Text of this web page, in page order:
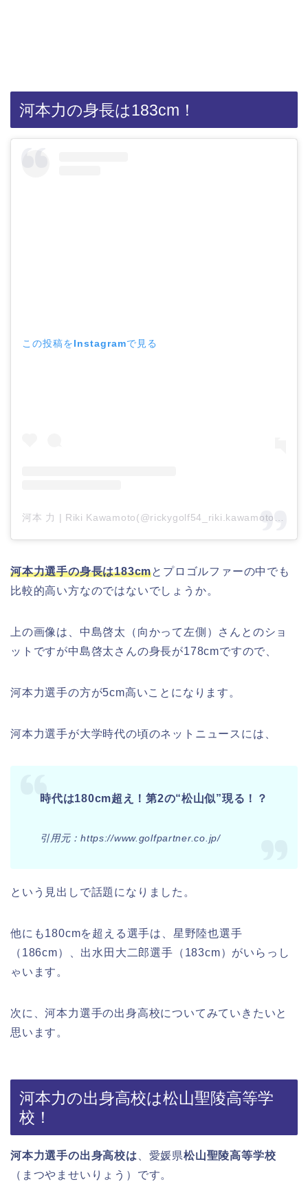
河本力の身長は183cm！
この投稿をInstagramで見る
河本力選手の身長は183cmとプロゴルファーの中でも
比較的高い方なのではないでしょうか。
上の画像は、中島啓太（向かって左側）さんとのショ
ットですが中島啓太さんの身長が178cmですので、
河本力選手の方が5cm高いことになります。
河本力選手が大学時代の頃のネットニュースには、
時代は180cm超え！第2の“松山似”現る！？
引用元：https://www.golfpartner.co.jp/
という見出しで話題になりました。
他にも180cmを超える選手は、星野陸也選手
（186cm）、出水田大二郎選手（183cm）がいらっし
ゃいます。
次に、河本力選手の出身高校についてみていきたいと
思います。
河本力の出身高校は松山聖陵高等学
校！
河本力選手の出身高校は 、愛媛県松山聖陵高等学校
（まつやませいりょう）です。